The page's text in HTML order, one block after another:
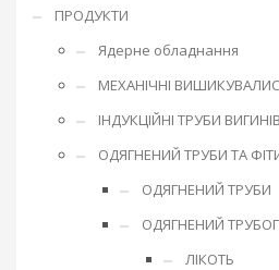
ПРОДУКТИ
Ядерне обладнання
МЕХАНІЧНІ
ІНДУКЦІЙНІ ТРУБИ ВИГИНІВ
ОДЯГНЕНИЙ ТРУБИ ТА
ОДЯГНЕНИЙ ТРУБИ
ОДЯГНЕНИЙ
ЛІКОТЬ